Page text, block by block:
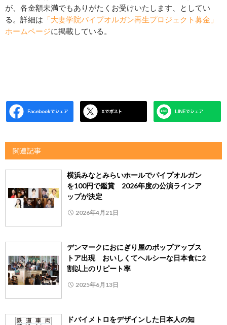
が、各金額未満でもありがたくお受けいたします、としてい
る。詳細は 「大妻学院パイプオルガン再生プロジェクト募金」
ホームページに掲載している。
関連記事
横浜みなとみらいホールでパイプオルガン
を100円で鑑賞 2026年度の公演ラインア
ップが決定
2026年4月21日
デンマークにおにぎり屋のポップアップス
トア出現 おいしくてヘルシーな日本食に2
割以上のリピート率
2025年6月13日
ドバイメトロをデザインした日本人の知